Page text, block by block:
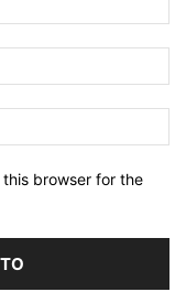
browser for the